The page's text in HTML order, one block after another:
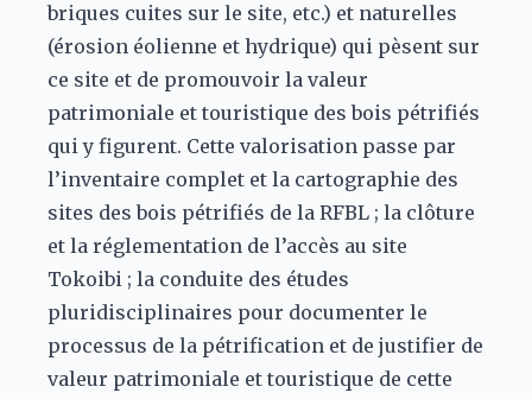
briques cuites sur le site, etc.) et naturelles
(érosion éolienne et hydrique) qui pèsent sur
ce site et de promouvoir la valeur
patrimoniale et touristique des bois pétrifiés
qui y figurent. Cette valorisation passe par
l’inventaire complet et la cartographie des
sites des bois pétrifiés de la RFBL ; la clôture
et la réglementation de l’accès au site
Tokoibi ; la conduite des études
pluridisciplinaires pour documenter le
processus de la pétrification et de justifier de
valeur patrimoniale et touristique de cette